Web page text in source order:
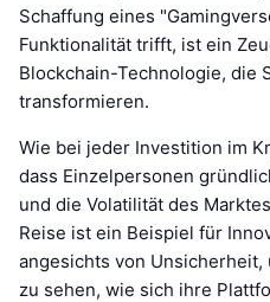
Schaffung eines
Funktionalität trifft, ist ein
Blockchain-Technologie, die
transformieren.
Wie bei jeder Investition im
dass Einzelpersonen
und die Volatilität des
Reise ist ein Beispiel für
angesichts von
zu sehen, wie sich ihre